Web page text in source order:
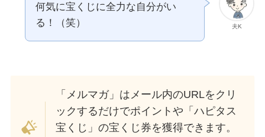
夫K
何気に宝くじに全力な自分がい
る！（笑）
「メルマガ」はメール内のURLをクリ
ックするだけでポイントや「ハピタス
宝くじ」の宝くじ券を獲得できます。